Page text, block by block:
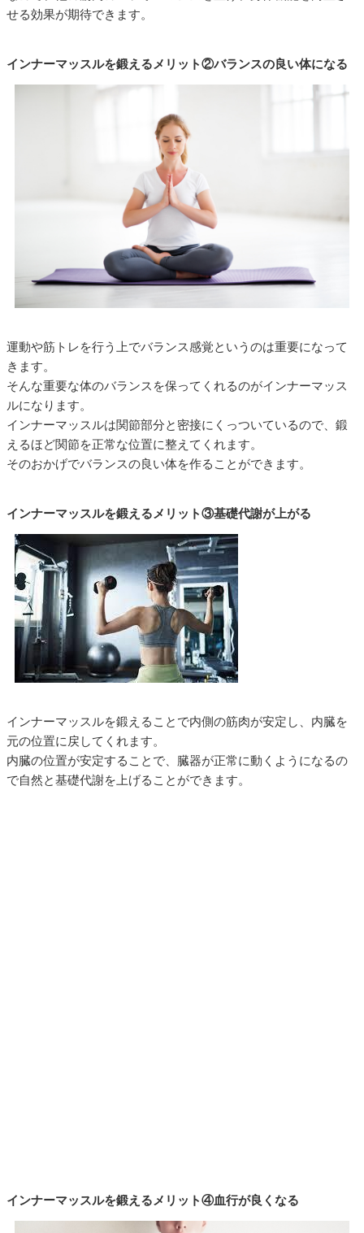
せる効果が期待できます。
インナーマッスルを鍛えるメリット②バランスの良い体になる
運動や筋トレを行う上でバランス感覚というのは重要になって
きます。
そんな重要な体のバランスを保ってくれるのがインナーマッス
ルになります。
インナーマッスルは関節部分と密接にくっついているので、鍛
えるほど関節を正常な位置に整えてくれます。
そのおかげでバランスの良い体を作ることができます。
インナーマッスルを鍛えるメリット③基礎代謝が上がる
インナーマッスルを鍛えることで内側の筋肉が安定し、内臓を
元の位置に戻してくれます。
内臓の位置が安定することで、臓器が正常に動くようになるの
で自然と基礎代謝を上げることができます。
インナーマッスルを鍛えるメリット④血行が良くなる